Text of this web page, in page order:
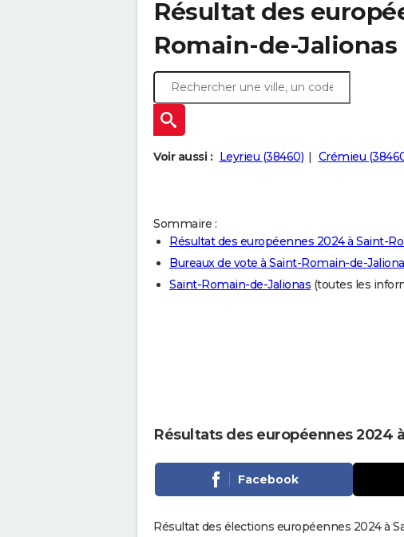
Résultat des
Romain-de-Jalionas
Voir aussi : Leyrieu (38460) Crémieu
Sommaire :
Résultat des européennes 2024 à Saint-
Bureaux de vote à Saint-Romain-de-
Saint-Romain-de-Jalionas (toutes les
Résultats des européennes 2024
Facebook
Résultat des élections européennes 2024 à